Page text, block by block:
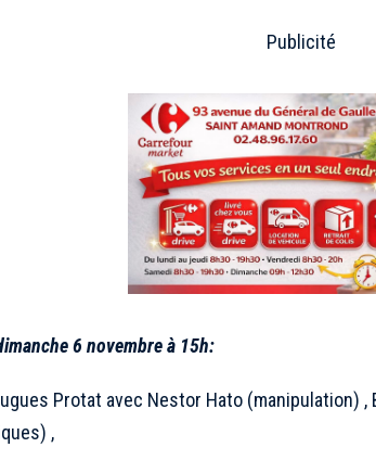
Publicité
6 novembre à 15h:
Protat avec Nestor Hato (manipulation)
,